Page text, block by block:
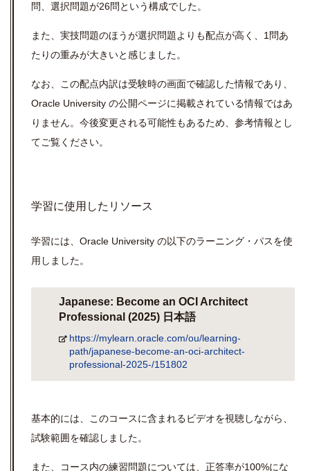
問、選択問題が26問という構成でした。
また、実技問題のほうが選択問題よりも配点が高く、1問あ
たりの重みが大きいと感じました。
なお、この配点内訳は受験時の画面で確認した情報であり、
Oracle University の公開ページに掲載されている情報ではあ
りません。今後変更される可能性もあるため、参考情報とし
てご覧ください。
学習に使用したリソース
学習には、Oracle University の以下のラーニング・パスを使
用しました。
Japanese: Become an OCI Architect
Professional (2025) 日本語
https://mylearn.oracle.com/ou/learning-
path/japanese-become-an-oci-architect-
professional-2025-/151802
基本的には、このコースに含まれるビデオを視聴しながら、
試験範囲を確認しました。
また、コース内の練習問題については、正答率が100%にな